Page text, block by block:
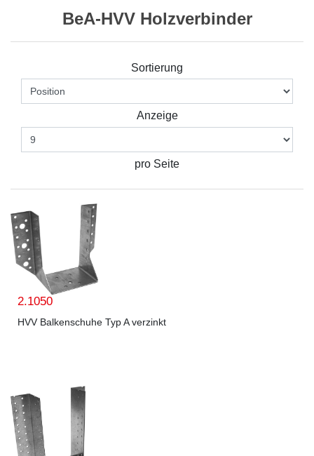
BeA-HVV Holzverbinder
Sortierung
Anzeige
pro Seite
2.1050
HVV Balkenschuhe Typ A verzinkt